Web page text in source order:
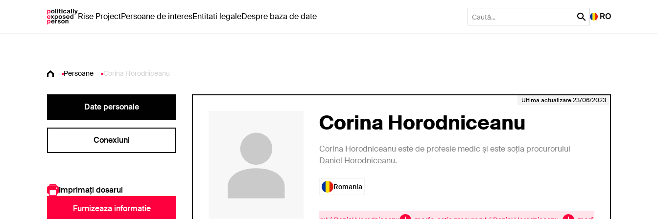
Rise ProjectPersoane de interesEntitati legaleDespre baza de date RO
Persoane Corina Horodniceanu
Date personale
Conexiuni
Imprimați dosarul
Furnizeaza informatie
Ultima actualizare 23/06/2023
Corina Horodniceanu
Corina Horodniceanu este de profesie medic și este soția procurorului
Daniel Horodniceanu.
Romania